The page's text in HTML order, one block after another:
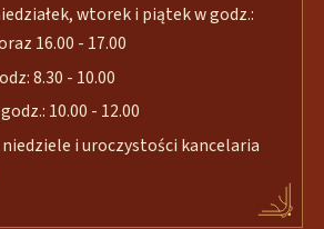
wtorek i piątek w godz.:
16.00 - 17.00
8.30 - 10.00
10.00 - 12.00
i uroczystości kancelaria